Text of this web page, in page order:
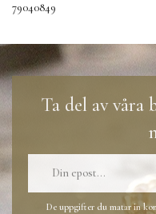
79040849
Ta del av våra
De uppgifter du matar in